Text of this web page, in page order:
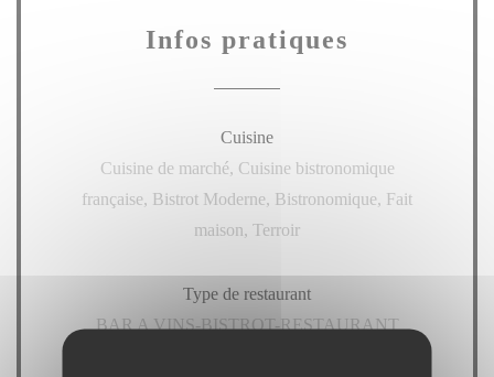
Infos pratiques
Cuisine
Cuisine de marché, Cuisine bistronomique
française, Bistrot Moderne, Bistronomique, Fait
maison, Terroir
Type de restaurant
BAR A VINS-BISTROT-RESTAURANT